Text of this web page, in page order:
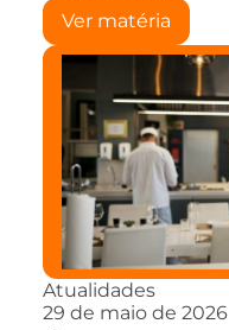
Ver matéria
Atualidades
29 de maio de 2026